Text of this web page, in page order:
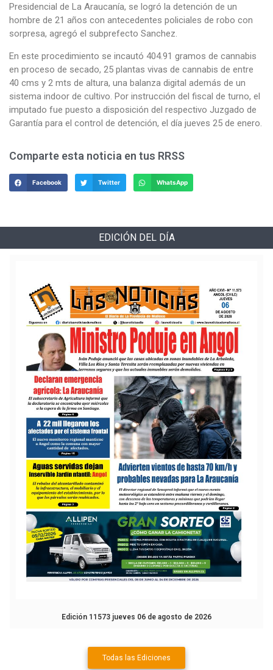
Presidencial de La Araucanía, se logró la detención de un
hombre de 21 años con antecedentes policiales de robo con
sorpresa, agregó el subprefecto Sanchez.
En este procedimiento se incautó 404.91 gramos de cannabis
en proceso de secado, 25 plantas vivas de cannabis de entre
40 cms y 2 mts de altura, una balanza digital además de un
sistema indoor de cultivo. Por instrucción del fiscal de turno, el
imputado fue puesto a disposición del respectivo Juzgado de
Garantía para el control de detención, el día jueves 25 de enero.
Comparte esta noticia en tus RRSS
Facebook Twitter WhatsApp
EDICIÓN DEL DÍA
Edición 11573 jueves 06 de agosto de 2026
Todas las Ediciones